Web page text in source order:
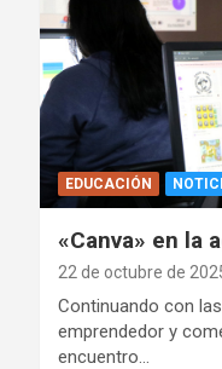
EDUCACIÓN
«Canva» en la
22 de octubre de
Continuando con
emprendedor y
encuentro…